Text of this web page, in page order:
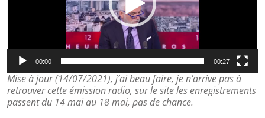
00:00 00:27
Mise à jour (14/07/2021), j’ai beau faire, je n’arrive pas à
retrouver cette émission radio, sur le site les enregistrements
passent du 14 mai au 18 mai, pas de chance.